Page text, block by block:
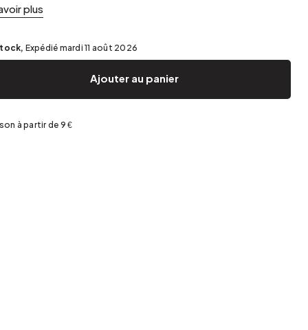
Grenier
Table de fête
plus
Expédié mardi 11 août 2026
Ajouter au panier
à partir de 9 €